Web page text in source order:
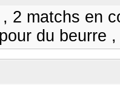
2 matchs en
du beurre